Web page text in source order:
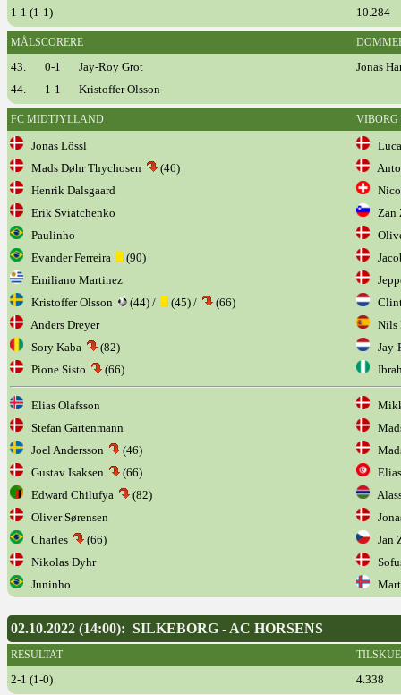
1-1 (1-1) 10.284
MÅLSCORERE
43. 0-1 Jay-Roy Grot
Jonas
44.
1-1 Kristoffer Olsson
FC MIDTJYLLAND VIBORG
Jonas Lössl
Mads Døhr Thychosen
(46)
Henrik Dalsgaard
Erik Sviatchenko
Zan
Paulinho
Evander Ferreira
(90)
Emiliano Martinez
Kristoffer Olsson
(44) / (45) / (66)
Anders Dreyer
Nils
Sory Kaba
(82)
Pione Sisto
(66)
Elias Olafsson
Stefan Gartenmann
Joel Andersson
(46)
Gustav Isaksen
(66)
Edward Chilufya
(82)
Oliver Sørensen
Charles
(66)
Jan
Nikolas Dyhr
Juninho
02.10.2022 (14:00): SILKEBORG - AC HORSENS
RESULTAT
2-1 (1-0) 4.338